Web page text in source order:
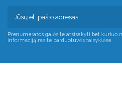
Prenumeratos galėsite atsisakyti bet
informaciją rasite parduotuvės taisyklėse.